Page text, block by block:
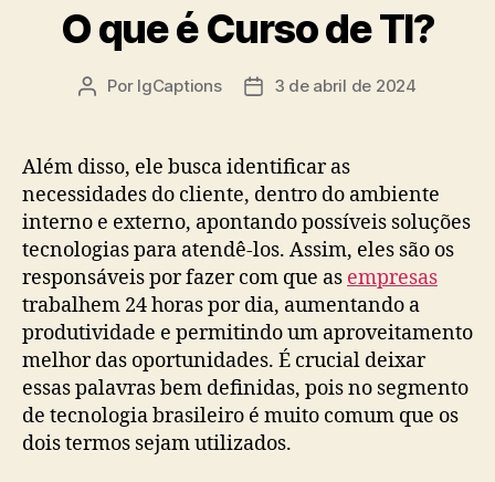
O que é Curso de TI?
Autor
Por IgCaptions
Data3 de abril de 2024
Além disso, ele busca identificar as
necessidades do cliente, dentro do ambiente
interno e externo, apontando possíveis soluções
tecnologias para atendê-los. Assim, eles são os
responsáveis por fazer com que as empresas
trabalhem 24 horas por dia, aumentando a
produtividade e permitindo um aproveitamento
melhor das oportunidades. É crucial deixar
essas palavras bem definidas, pois no segmento
de tecnologia brasileiro é muito comum que os
dois termos sejam utilizados.